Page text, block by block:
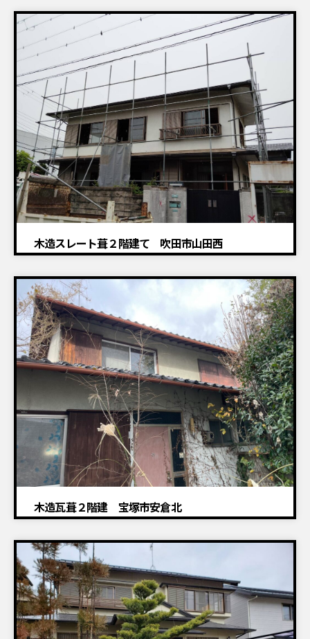
木造スレート葺２階建て 吹田市山田西
建物解体工事
木造瓦葺２階建 宝塚市安倉北
建物解体工事
建物解体工事